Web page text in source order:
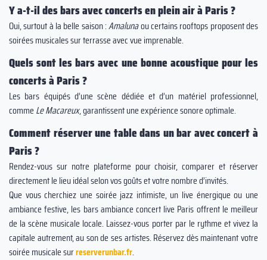
Y a-t-il des bars avec concerts en plein air à Paris ?
Oui, surtout à la belle saison :Amalunaou certains rooftops proposent des
soirées musicales sur terrasse avec vue imprenable.
Quels sont les bars avec une bonne acoustique pour les
concerts à Paris ?
Les bars équipés d’une scène dédiée et d’un matériel professionnel,
comme Le Macareux, garantissent une expérience sonore optimale.
Comment réserver une table dans un bar avec concert à
Paris ?
Rendez-vous sur notre plateforme pour choisir, comparer et réserver
directement le lieu idéal selon vos goûts et votre nombre d’invités.
Que vous cherchiez une soirée jazz intimiste, un live énergique ou une
ambiance festive, les bars ambiance concert live Paris offrent le meilleur
de la scène musicale locale. Laissez-vous porter par le rythme et vivez la
capitale autrement, au son de ses artistes. Réservez dès maintenant votre
soirée musicale surreserverunbar.fr.